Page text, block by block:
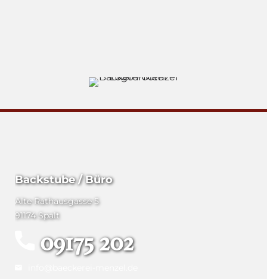
Backstube / Büro
Alte Rathausgasse 5
91174 Spalt
09175 202